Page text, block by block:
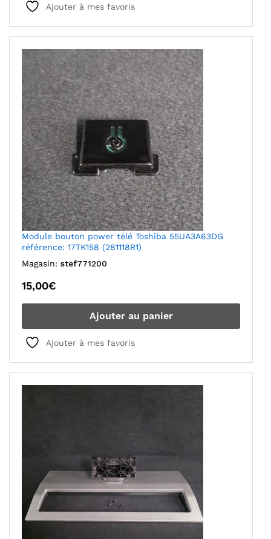
Ajouter à mes favoris
Module bouton power télé Toshiba 55UA3A63DG
référence: 17TK158 (281118R1)
Magasin: stef771200
15,00€
Ajouter au panier
Ajouter à mes favoris